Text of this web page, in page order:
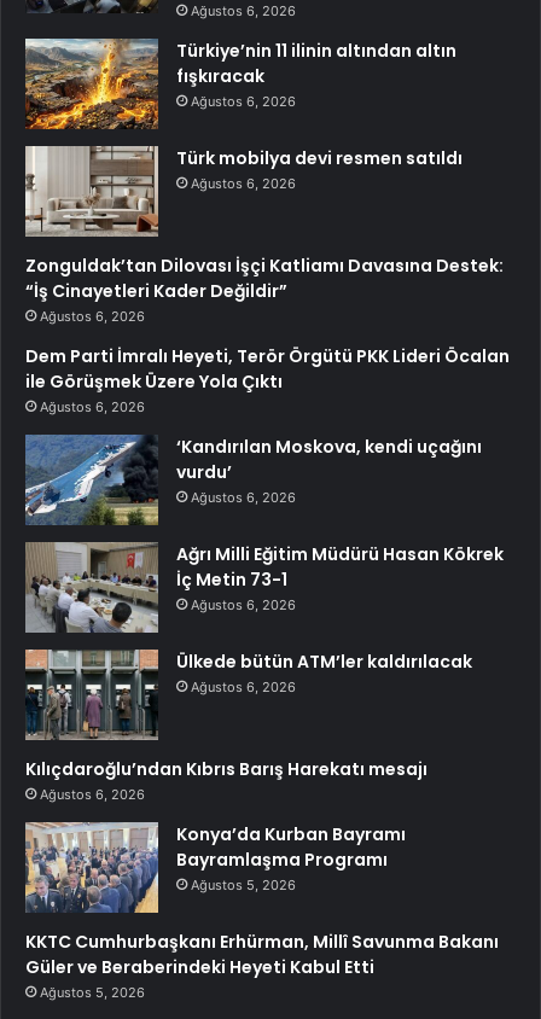
Ağustos 6, 2026
Türkiye’nin 11 ilinin altından altın
fışkıracak
Ağustos 6, 2026
Türk mobilya devi resmen satıldı
Ağustos 6, 2026
Zonguldak’tan Dilovası İşçi Katliamı Davasına Destek:
“İş Cinayetleri Kader Değildir”
Ağustos 6, 2026
Dem Parti İmralı Heyeti, Terör Örgütü PKK Lideri Öcalan
ile Görüşmek Üzere Yola Çıktı
Ağustos 6, 2026
‘Kandırılan Moskova, kendi uçağını
vurdu’
Ağustos 6, 2026
Ağrı Milli Eğitim Müdürü Hasan Kökrek
İç Metin 73-1
Ağustos 6, 2026
Ülkede bütün ATM’ler kaldırılacak
Ağustos 6, 2026
Kılıçdaroğlu’ndan Kıbrıs Barış Harekatı mesajı
Ağustos 6, 2026
Konya’da Kurban Bayramı
Bayramlaşma Programı
Ağustos 5, 2026
KKTC Cumhurbaşkanı Erhürman, Millî Savunma Bakanı
Güler ve Beraberindeki Heyeti Kabul Etti
Ağustos 5, 2026